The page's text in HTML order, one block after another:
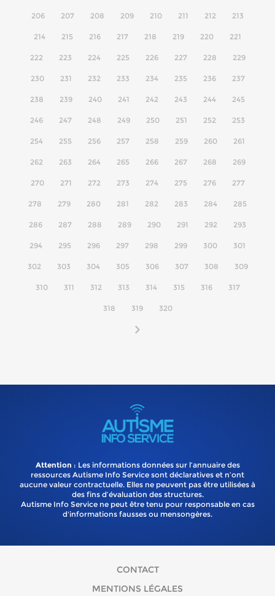
206 207 208 209 210 211 212 213
214 215 216 217 218 219 220 221
222 223 224 225 226 227 228 229
230 231 232 233 234 235 236 237
238 239 240 241 242 243 244 245
246 247 248 249 250 251 252 253
254 255 256 257 258 259 260 261
262 263 264 265 266 267 268 269
270 271 272 273 274 275 276 277
278 279 280 281 282 283 284 285
286 287 288 289 290 291 292 293
294 295 296 297 298 299 300 301
302 303 304 305 306 307 308 309
310 311 312 313 314 315 316 317
318 319 320
Attention : Les informations données sur l’annuaire des
ressources Autisme Info Service sont déclaratives et n’ont
aucune valeur contractuelle. Elles ne peuvent pas être utilisées à
des fins d’évaluation des structures.
Autisme Info Service ne peut être tenu pour responsable en cas
d'informations fausses ou mensongères.
CONTACT
MENTIONS LÉGALES